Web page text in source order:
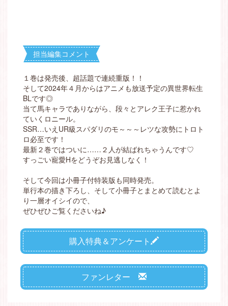
担当編集コメント
１巻は発売後、超話題で連続重版！！
そして2024年４月からはアニメも放送予定の異世界転生
BLです◎
当て馬キャラでありながら、段々とアレク王子に惹かれ
ていくロニール。
SSR…いえUR級スパダリのモ～～～レツな攻勢にトロト
ロ必至です！
最新２巻ではついに……２人が結ばれちゃうんです♡
すっごい寵愛Hをどうぞお見逃しなく！
そして今回は小冊子付特装版も同時発売。
単行本の描き下ろし、そして小冊子とまとめて読むとよ
り一層オイシイので、
ぜひぜひご覧くださいね♪
購入特典＆アンケート
ファンレター